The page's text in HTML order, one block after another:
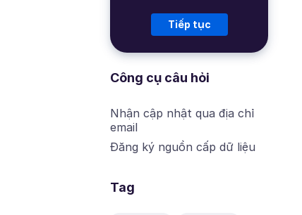
Tiếp tục
Công cụ câu hỏi
Nhận cập nhật qua địa chỉ
email
Đăng ký nguồn cấp dữ liệu
Tag